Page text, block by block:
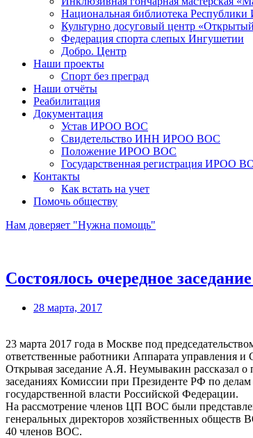
Национальная библиотека
Культурно досуговый центр
Федерация спорта слепых Ингушетии
Добро. Центр
Наши проекты
Спорт без преград
Наши отчёты
Реабилитация
Документация
Устав ИРОО ВОС
Свидетельство ИНН ИРОО ВОС
Положение ИРОО ВОС
Государственная регистрация ИРОО
Контакты
Как встать на учет
Помочь обществу
Нам доверяет "Нужна помощь"
Состоялось очередное
28 марта, 2017
23 марта 2017 года в Москве под
ответственные работники Аппарата
Открывая заседание А.Я. Неумывакин рассказал
заседаниях Комиссии при Президенте РФ по
государственной власти Российской Федерации.
На рассмотрение членов ЦП ВОС были
генеральных директоров хозяйственных
40 членов ВОС.